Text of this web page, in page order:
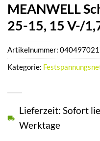
MEANWELL
25-15, 15 V-/
Lieferzeit: Sofort
Werktage
Artikelnummer:
Kategorie: